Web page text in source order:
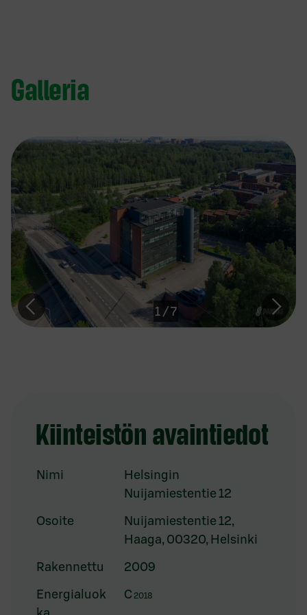
Galleria
1/7
Kiinteistön avaintiedot
Nimi
Helsingin
Nuijamiestentie 12
Osoite
Nuijamiestentie 12,
Haaga, 00320, Helsinki
Rakennettu
2009
Energialuok
C 2018